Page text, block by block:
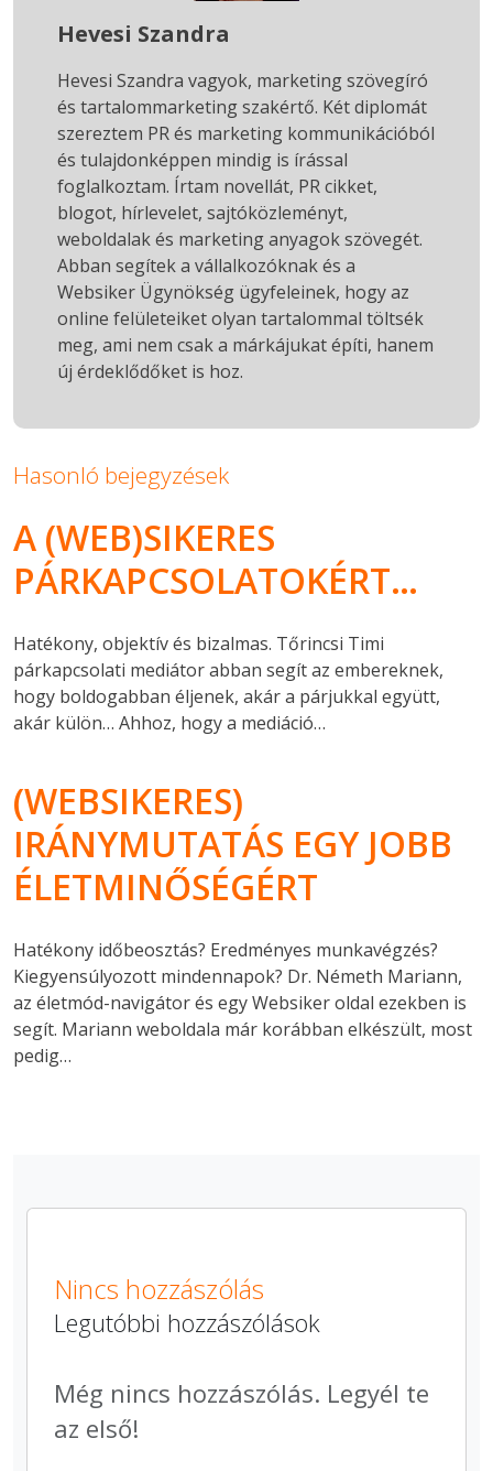
Hevesi Szandra
Hevesi Szandra vagyok, marketing szövegíró
és tartalommarketing szakértő. Két diplomát
szereztem PR és marketing kommunikációból
és tulajdonképpen mindig is írással
foglalkoztam. Írtam novellát, PR cikket,
blogot, hírlevelet, sajtóközleményt,
weboldalak és marketing anyagok szövegét.
Abban segítek a vállalkozóknak és a
Websiker Ügynökség ügyfeleinek, hogy az
online felületeiket olyan tartalommal töltsék
meg, ami nem csak a márkájukat építi, hanem
új érdeklődőket is hoz.
Hasonló bejegyzések
A (WEB)SIKERES
PÁRKAPCSOLATOKÉRT…
Hatékony, objektív és bizalmas. Tőrincsi Timi
párkapcsolati mediátor abban segít az embereknek,
hogy boldogabban éljenek, akár a párjukkal együtt,
akár külön… Ahhoz, hogy a mediáció…
(WEBSIKERES)
IRÁNYMUTATÁS EGY JOBB
ÉLETMINŐSÉGÉRT
Hatékony időbeosztás? Eredményes munkavégzés?
Kiegyensúlyozott mindennapok? Dr. Németh Mariann,
az életmód-navigátor és egy Websiker oldal ezekben is
segít. Mariann weboldala már korábban elkészült, most
pedig…
Nincs hozzászólás
Legutóbbi hozzászólások
Még nincs hozzászólás. Legyél te
az első!